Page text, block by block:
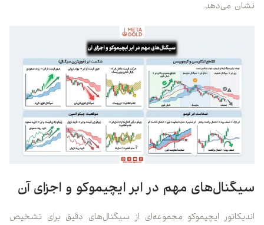
نشان می‌دهد.
سیگنال‌های مهم در ابر ایچیموکو و اجزای آن
اندیکاتور ایچیموکو مجموعه‌ای از سیگنال‌های دقیق برای تشخیص